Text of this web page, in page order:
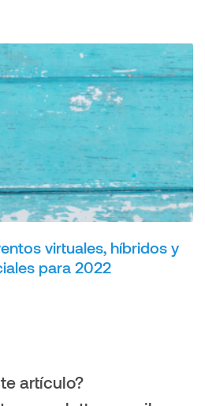
virtuales, híbridos y
para 2022
artículo?